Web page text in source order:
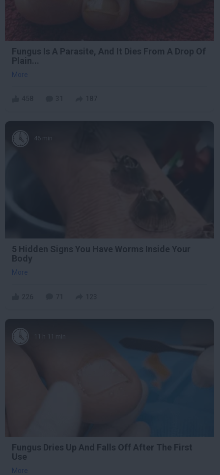
Fungus Is A Parasite, And It Dies From A Drop Of
Plain...
More
46 min
5 Hidden Signs You Have Worms Inside Your
Body
More
11 h 11 min
Fungus Dries Up And Falls Off After The First
Use
More